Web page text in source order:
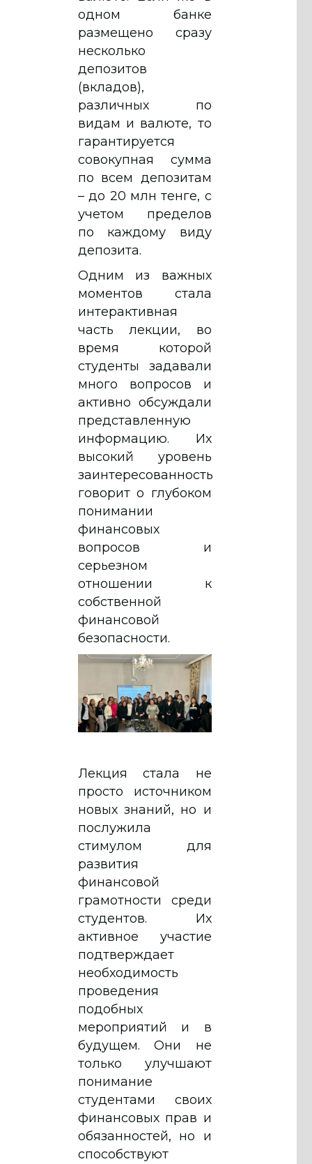
одном банке
размещено сразу
несколько
депозитов
(вкладов),
различных по
видам и валюте, то
гарантируется
совокупная сумма
по всем депозитам
– до 20 млн тенге, с
учетом пределов
по каждому виду
депозита.
Одним из важных
моментов стала
интерактивная
часть лекции, во
время которой
студенты задавали
много вопросов и
активно обсуждали
представленную
информацию. Их
высокий уровень
заинтересованность
говорит о глубоком
понимании
финансовых
вопросов и
серьезном
отношении к
собственной
финансовой
безопасности.
Лекция стала не
просто источником
новых знаний, но и
послужила
стимулом для
развития
финансовой
грамотности среди
студентов. Их
активное участие
подтверждает
необходимость
проведения
подобных
мероприятий и в
будущем. Они не
только улучшают
понимание
студентами своих
финансовых прав и
обязанностей, но и
способствуют